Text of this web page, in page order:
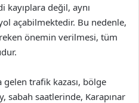
kayıplara değil, aynı
açabilmektedir. Bu nedenle,
önemin verilmesi, tüm
gelen trafik kazası, bölge
sabah saatlerinde, Karapınar